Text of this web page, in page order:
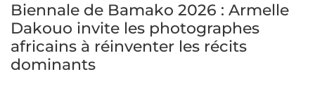
Biennale de Bamako 2026 : Armelle
Dakouo invite les photographes
africains à réinventer les récits
dominants